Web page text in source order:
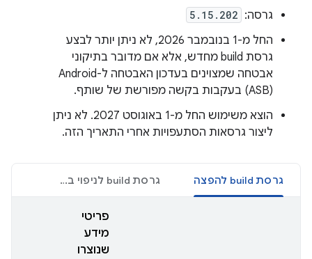
גרסה: 5.15.202
החל מ-1 בנובמבר 2026, לא ניתן יותר לבצע
גרסת build מחדש, אלא אם מדובר בתיקוני
אבטחה שמצוינים בעדכון האבטחה ל-Android
(ASB) בעקבות בקשה מפורשת של שותף.
הוצא משימוש החל מ-1 באוגוסט 2027. לא ניתן
ליצור גרסאות הסתעפויות אחרי התאריך הזה.
גרסת build להפצה גרסת build לניפוי באגים
פריטי
מידע
שנוצרו